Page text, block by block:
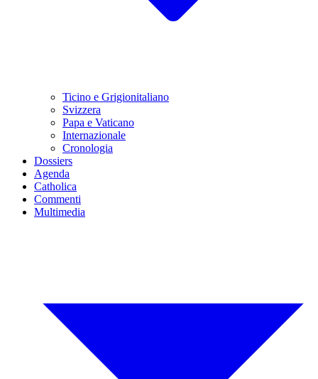
Ticino e Grigionitaliano
Svizzera
Papa e Vaticano
Internazionale
Cronologia
Dossiers
Agenda
Catholica
Commenti
Multimedia